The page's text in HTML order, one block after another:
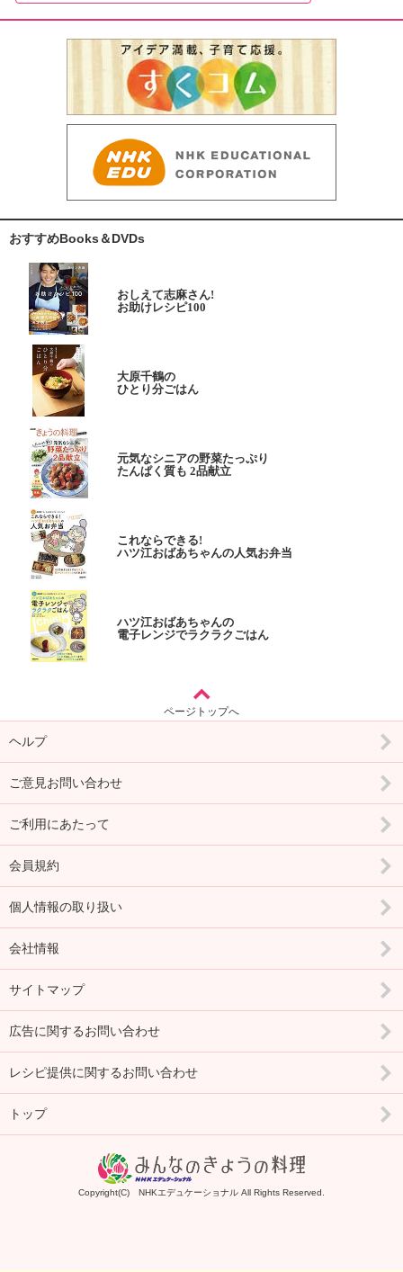
おすすめBooks＆DVDs
おしえて志麻さん!
お助けレシピ100
大原千鶴の
ひとり分ごはん
元気なシニアの野菜たっぷり
たんぱく質も 2品献立
これならできる!
ハツ江おばあちゃんの人気お弁当
ハツ江おばあちゃんの
電子レンジでラクラクごはん
ページトップへ
ヘルプ
ご意見お問い合わせ
ご利用にあたって
会員規約
個人情報の取り扱い
会社情報
サイトマップ
広告に関するお問い合わせ
レシピ提供に関するお問い合わせ
トップ
Copyright(C) NHKエデュケーショナル All Rights Reserved.